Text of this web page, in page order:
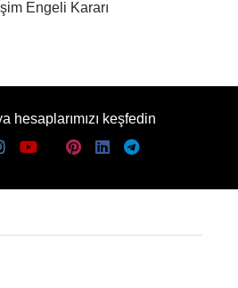
Engeli Kararı
hesaplarımızı keşfedin